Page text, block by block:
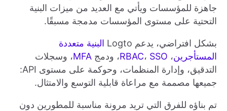
جاهزة للمؤسسات ويأتي مع العديد من ميزات البنية
التحتية على مستوى المؤسسات مدمجة مسبقًا.
بشكل افتراضي، يدعم Logto
البنية متعددة
المستأجرين، RBAC، SSO ، ودمج MFA، وسجلات
التدقيق، وإدارة المنظمات، وحوكمة على مستوى API:
جميعها مصممة مع مراعاة قابلية التوسع والامتثال.
تم بناؤه للفرق التي تريد مرونة مناسبة للمطورين دون